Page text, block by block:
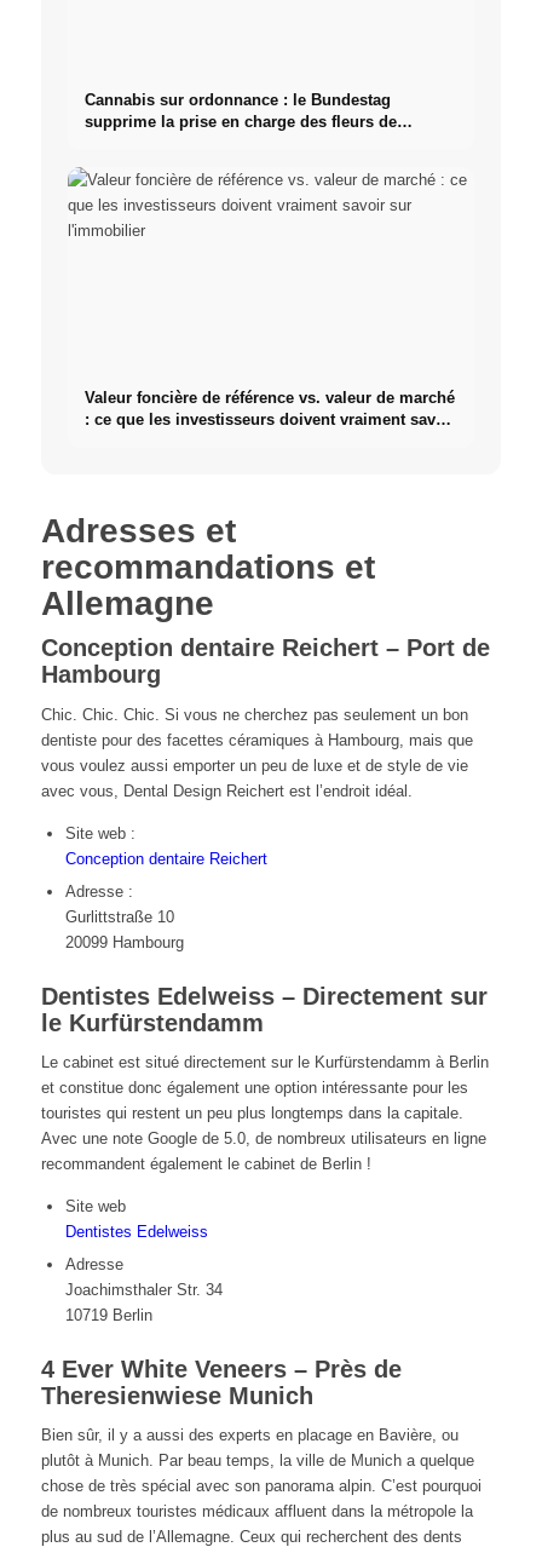
Cannabis sur ordonnance : le Bundestag
supprime la prise en charge des fleurs de
Valeur foncière de référence vs. valeur de marché
: ce que les investisseurs doivent vraiment savoir
Adresses et
recommandations et
Allemagne
Conception dentaire Reichert – Port de
Hambourg
Chic. Chic. Chic. Si vous ne cherchez pas seulement un bon
dentiste pour des facettes céramiques à Hambourg, mais que
vous voulez aussi emporter un peu de luxe et de style de vie
avec vous, Dental Design Reichert est l’endroit idéal.
Site web :
Conception dentaire Reichert
Adresse :
Gurlittstraße 10
20099 Hambourg
Dentistes Edelweiss – Directement sur
le Kurfürstendamm
Le cabinet est situé directement sur le Kurfürstendamm à Berlin
et constitue donc également une option intéressante pour les
touristes qui restent un peu plus longtemps dans la capitale.
Avec une note Google de 5.0, de nombreux utilisateurs en ligne
recommandent également le cabinet de Berlin !
Site web
Dentistes Edelweiss
Adresse
Joachimsthaler Str. 34
10719 Berlin
4 Ever White Veneers – Près de
Theresienwiese Munich
Bien sûr, il y a aussi des experts en placage en Bavière, ou
plutôt à Munich. Par beau temps, la ville de Munich a quelque
chose de très spécial avec son panorama alpin. C’est pourquoi
de nombreux touristes médicaux affluent dans la métropole la
plus au sud de l’Allemagne. Ceux qui recherchent des dents